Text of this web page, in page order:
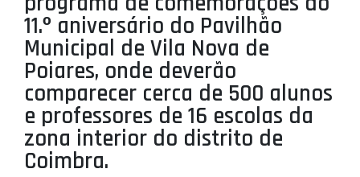
11.º aniversário do Pavilhão
Municipal de Vila Nova de
Poiares, onde deverão
comparecer cerca de 500 alunos
e professores de 16 escolas da
zona interior do distrito de
Coimbra.